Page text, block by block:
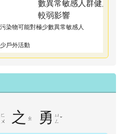
染物可能對極少數異常敏感人
戶外活動
ㄈ
ㄨ
之 ㄓ 勇 ㄩ
ㄥ ˇ